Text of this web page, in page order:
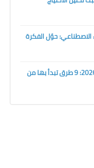
الاصطناعي: حوّل الفكرة
الربح من الذكاء الاصطناعي في 2026: 9 طرق تبدأ بها من